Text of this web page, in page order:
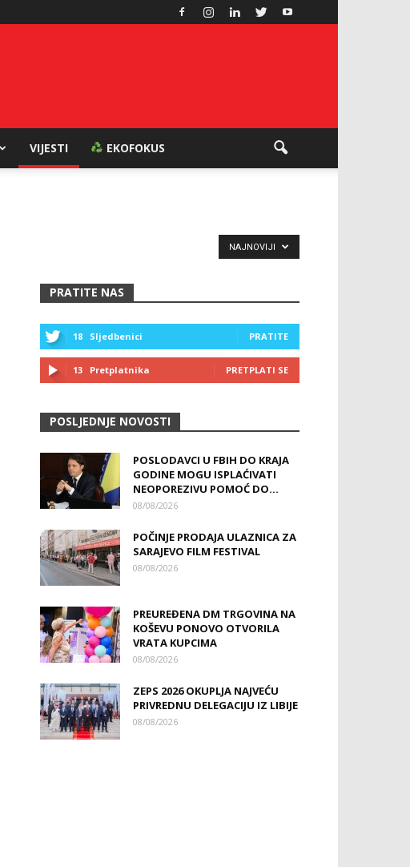
VIJESTI EKOFOKUS
NAJNOVIJI
PRATITE NAS
18 Sljedbenici PRATITE
13 Pretplatnika PRETPLATI SE
POSLJEDNJE NOVOSTI
POSLODAVCI U FBIH DO KRAJA
GODINE MOGU ISPLAĆIVATI
NEOPOREZIVU POMOĆ DO...
08/08/2026
POČINJE PRODAJA ULAZNICA ZA
SARAJEVO FILM FESTIVAL
08/08/2026
PREUREĐENA DM TRGOVINA NA
KOŠEVU PONOVO OTVORILA
VRATA KUPCIMA
08/08/2026
ZEPS 2026 OKUPLJA NAJVEĆU
PRIVREDNU DELEGACIJU IZ LIBIJE
08/08/2026